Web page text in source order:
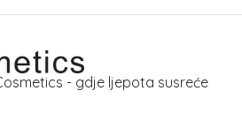
- gdje ljepota susreće